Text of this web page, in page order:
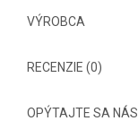
VÝROBCA
RECENZIE (0)
OPÝTAJTE SA NÁS